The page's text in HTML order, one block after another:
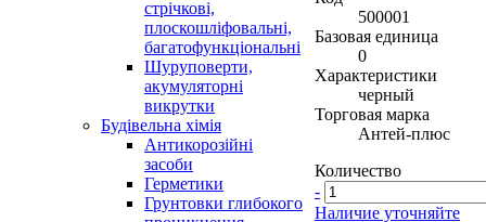
стрічкові,
плоскошліфовальні,
багатофункціональні
Шуруповерти,
акумуляторні
викрутки
Будівельна хімія
Антикорозійні
засоби
Герметики
Грунтовки глибокого
500001
Базовая единица
0
Характеристики
черный
Торговая марка
Антей-плюс
Количество
-
Наличие уточняйте